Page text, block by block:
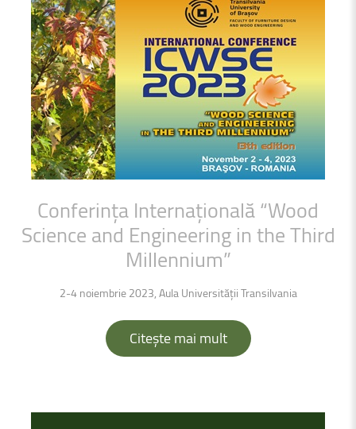
Conferința Internațională“Wood
Science and Engineering in theThird
Millennium”
2-4 noiembrie 2023, Aula Universității Transilvania
Citește mai mult